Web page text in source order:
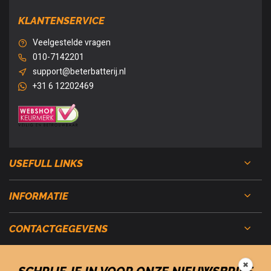
KLANTENSERVICE
Veelgestelde vragen
010-7142201
support@beterbatterij.nl
+31 6 12202469
USEFULL LINKS
INFORMATIE
CONTACTGEGEVENS
✖